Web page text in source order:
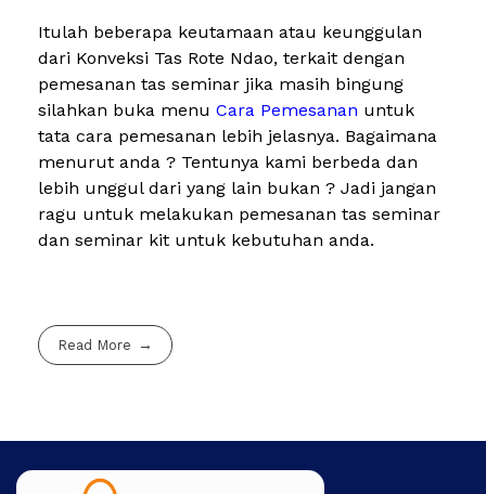
Itulah beberapa keutamaan atau keunggulan
dari Konveksi Tas Rote Ndao, terkait dengan
pemesanan tas seminar jika masih bingung
silahkan buka menu Cara Pemesanan untuk
tata cara pemesanan lebih jelasnya. Bagaimana
menurut anda ? Tentunya kami berbeda dan
lebih unggul dari yang lain bukan ? Jadi jangan
ragu untuk melakukan pemesanan tas seminar
dan seminar kit untuk kebutuhan anda.
Read More